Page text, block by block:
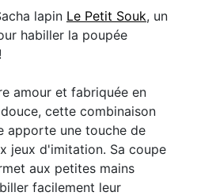
lapin Le Petit Souk, un
habiller la poupée
amour et fabriquée en
cette combinaison
apporte une touche de
jeux d'imitation. Sa coupe
aux petites mains
facilement leur